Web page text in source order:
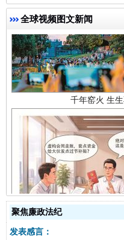
全球视频图文新闻
揭开“小金库”的
聚焦廉政法纪
发表感言：